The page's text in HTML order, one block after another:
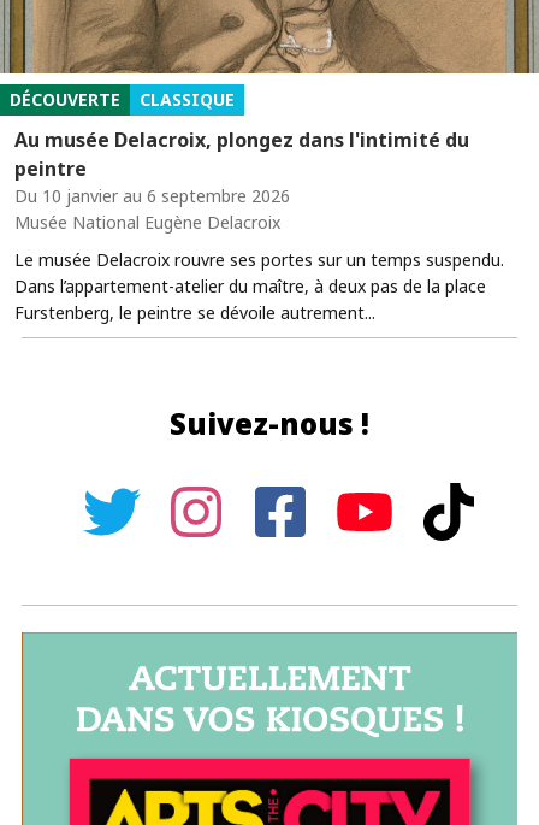
DÉCOUVERTE CLASSIQUE
Au musée Delacroix, plongez dans l'intimité du
peintre
Du 10 janvier au 6 septembre 2026
Musée National Eugène Delacroix
Le musée Delacroix rouvre ses portes sur un temps suspendu.
Dans l’appartement-atelier du maître, à deux pas de la place
Furstenberg, le peintre se dévoile autrement...
Suivez-nous !